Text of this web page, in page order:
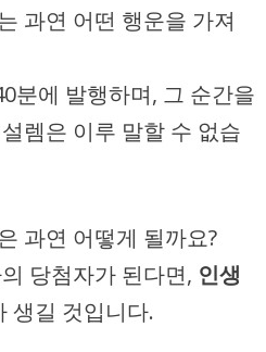
과연 어떤 행운을 가져
분에 발행하며, 그 순간을
렘은 이루 말할 수 없습
과연 어떻게 될까요?
당첨자가 된다면, 인생
생길 것입니다.